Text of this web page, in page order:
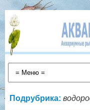
Подрубрика: